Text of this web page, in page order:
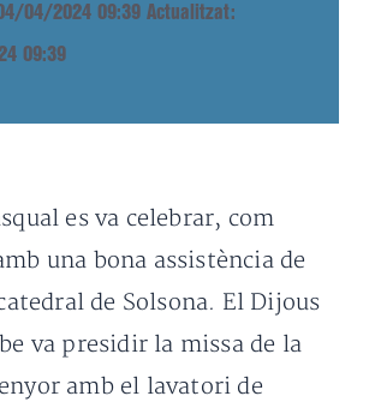
04/2024 09:39 Actualitzat:
09:39
es va celebrar, com
una bona assistència de
de Solsona. El Dijous
va presidir la missa de la
amb el lavatori de